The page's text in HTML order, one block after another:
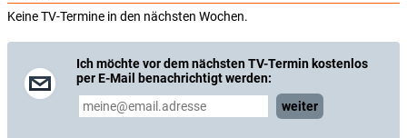
Keine TV-Termine in den nächsten Wochen.
Ich möchte vor dem nächsten TV-Termin kostenlos
per E-Mail benachrichtigt werden:
weiter